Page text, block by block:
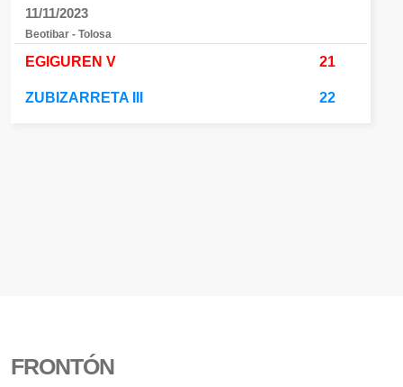
11/11/2023
Beotibar - Tolosa
EGIGUREN V 21
ZUBIZARRETA III 22
FRONTÓN